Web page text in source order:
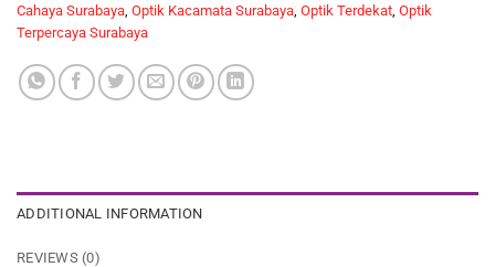
Cahaya Surabaya Optik Kacamata Surabaya Optik Terdekat Optik
Terpercaya Surabaya
ADDITIONAL INFORMATION
REVIEWS (0)